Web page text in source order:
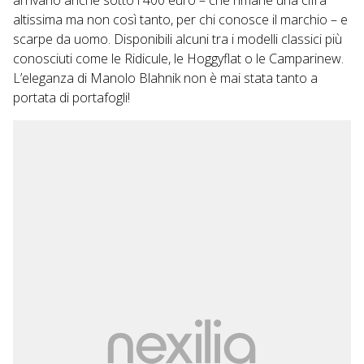
altissima ma non così tanto, per chi conosce il marchio – e
scarpe da uomo. Disponibili alcuni tra i modelli classici più
conosciuti come le Ridicule, le Hoggyflat o le Camparinew.
L’eleganza di Manolo Blahnik non è mai stata tanto a
portata di portafogli!